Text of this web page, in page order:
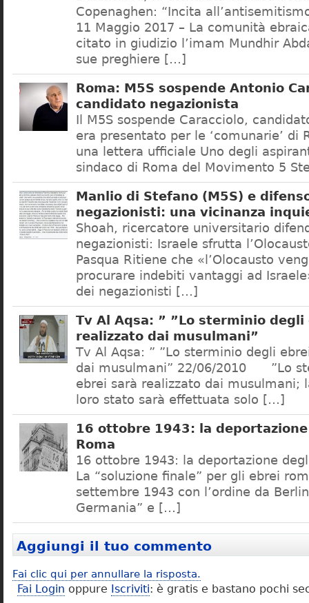
Copenaghen: “Incita
11 Maggio 2017 – La comunità
citato in giudizio l’imam Mundhir
sue preghiere […]
Roma: M5S sospende Antonio
candidato negazionista
Il M5S sospende Caracciolo,
era presentato per le ‘comunarie’ di
una lettera ufficiale Uno degli
sindaco di Roma del Movimento 5
Manlio di Stefano (M5S) e
negazionisti: una vicinanza
Shoah, ricercatore universitario
negazionisti: Israele sfrutta
Pasqua Ritiene che «l’Olocausto
procurare indebiti vantaggi ad
dei negazionisti […]
Tv Al Aqsa: ” ”Lo sterminio degli
realizzato dai musulmani”
Tv Al Aqsa: ” ”Lo sterminio degli
dai musulmani” 22/06/2010 ”Lo
ebrei sarà realizzato dai musulmani;
loro stato sarà effettuata solo […]
16 ottobre 1943: la
Roma
16 ottobre 1943: la deportazione
La “soluzione finale” per gli ebrei
settembre 1943 con l’ordine da
Germania” e […]
Aggiungi il tuo commento
Fai clic qui per annullare la risposta.
Fai Login oppure Iscriviti: è gratis e bastano pochi